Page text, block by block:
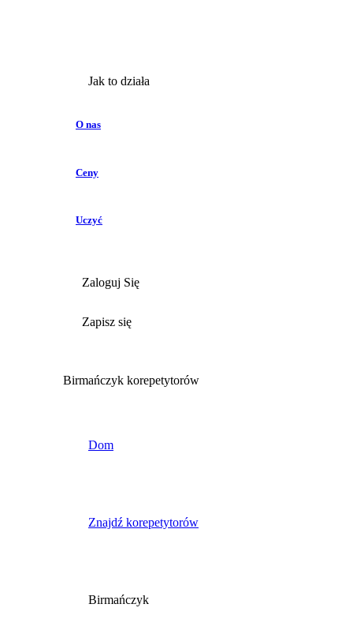
Jak to działa
O nas
Ceny
Uczyć
Zaloguj Się
Zapisz się
Birmańczyk korepetytorów
Dom
Znajdź korepetytorów
Birmańczyk